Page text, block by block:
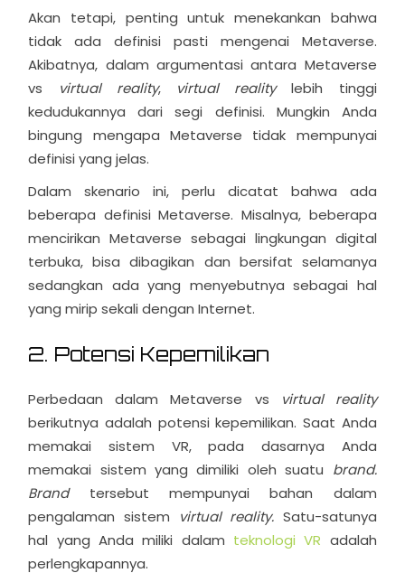
Akan tetapi, penting untuk menekankan bahwa
tidak ada definisi pasti mengenai Metaverse.
Akibatnya, dalam argumentasi antara Metaverse
vs
virtual reality, virtual realitylebih tinggi
kedudukannya dari segi definisi. Mungkin Anda
bingung mengapa Metaverse tidak mempunyai
definisi yang jelas.
Dalam skenario ini, perlu dicatat bahwa ada
beberapa definisi Metaverse. Misalnya, beberapa
mencirikan Metaverse sebagai lingkungan digital
terbuka, bisa dibagikan dan bersifat selamanya
sedangkan ada yang menyebutnya sebagai hal
yang mirip sekali dengan Internet.
2. Potensi Kepemilikan
Perbedaan dalam Metaverse vs
virtual reality
berikutnya adalah potensi kepemilikan. Saat Anda
memakai sistem VR, pada dasarnya Anda
memakai sistem yang dimiliki oleh suatu brand.
Brand tersebut mempunyai bahan dalam
pengalaman sistem
virtual reality. Satu-satunya
hal yang Anda miliki dalam teknologi VR adalah
perlengkapannya.